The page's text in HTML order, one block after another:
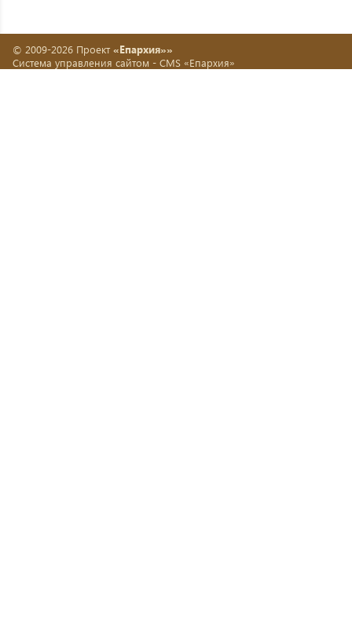
© 2009-2026 Проект «Епархия»»
Система управления сайтом - CMS «Епархия»